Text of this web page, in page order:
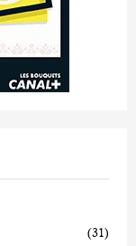
(31)